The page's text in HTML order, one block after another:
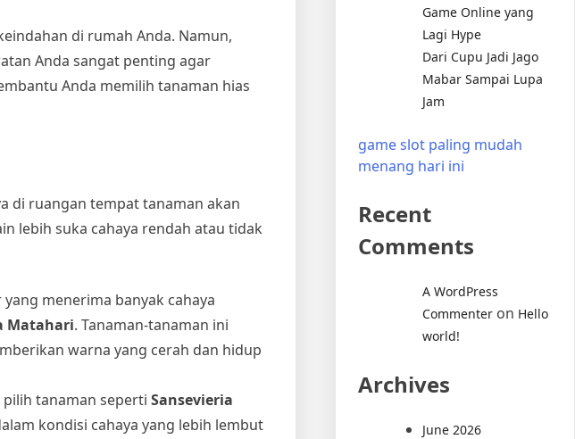
di rumah Anda. Namun,
Anda sangat penting agar
Anda memilih tanaman hias
di ruangan tempat tanaman akan
lebih suka cahaya rendah atau tidak
menerima banyak cahaya
Matahari. Tanaman-tanaman ini
warna yang cerah dan hidup
tanaman seperti Sansevieria
kondisi cahaya yang lebih lembut
Game Online yang
Lagi Hype
Dari Cupu Jadi Jago
Mabar Sampai Lupa
Jam
game slot paling mudah
menang hari ini
Recent
Comments
A WordPress
Commenter on Hello
world!
Archives
June 2026